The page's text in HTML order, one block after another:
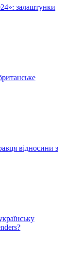
залаштунки
відносини з